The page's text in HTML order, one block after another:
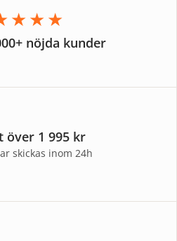
nöjda kunder
över 1 995 kr
skickas inom 24h